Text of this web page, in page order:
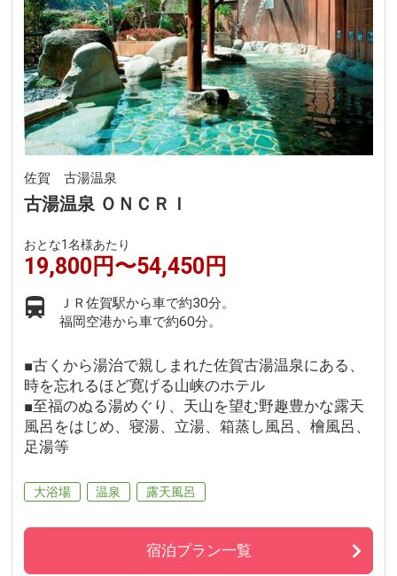
佐賀 古湯温泉
古湯温泉 ＯＮＣＲＩ
おとな1名様あたり
19,800円〜54,450円
ＪＲ佐賀駅から車で約30分。
福岡空港から車で約60分。
■古くから湯治で親しまれた佐賀古湯温泉にある、
時を忘れるほど寛げる山峡のホテル
■至福のぬる湯めぐり、天山を望む野趣豊かな露天
風呂をはじめ、寝湯、立湯、箱蒸し風呂、檜風呂、
足湯等
大浴場 温泉 露天風呂
宿泊プラン一覧